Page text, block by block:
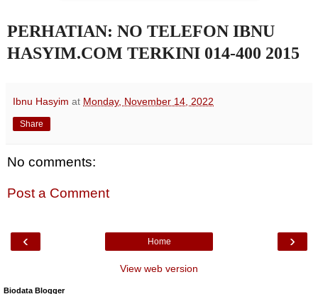
PERHATIAN: NO TELEFON IBNU
HASYIM.COM TERKINI 014-400 2015
Ibnu Hasyim at Monday, November 14, 2022
Share
No comments:
Post a Comment
‹ ›
Home
View web version
Biodata Blogger